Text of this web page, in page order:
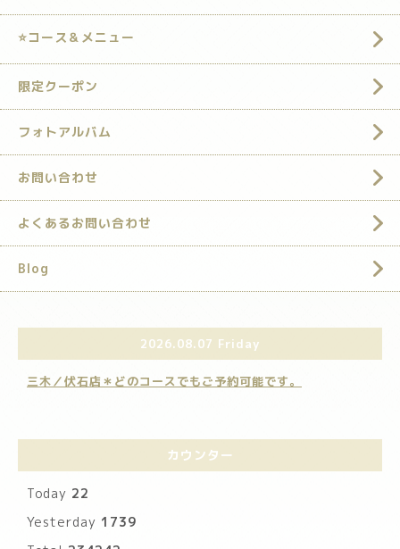
⭐️コース＆メニュー
限定クーポン
フォトアルバム
お問い合わせ
よくあるお問い合わせ
Blog
2026.08.07 Friday
三木／伏石店＊どのコースでもご予約可能です。
カウンター
Today 22
Yesterday 1739